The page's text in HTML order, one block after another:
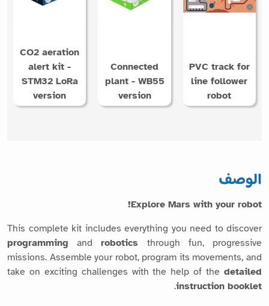
PVC track for
line follower
robot
Connected
plant - WB55
version
CO2 aeration
alert kit -
STM32 LoRa
version
الوصف
Explore Mars with your robot!
This complete kit includes everything you need to discover
programming androbotics through fun, progressive
missions. Assemble your robot, program its movements, and
take on exciting challenges with the help of the detailed
instruction booklet
.